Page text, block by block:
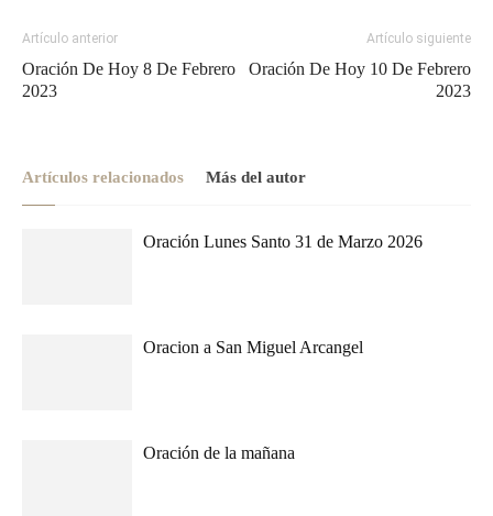
Artículo anterior
Oración De Hoy 8 De Febrero
2023
Artículo siguiente
Oración De Hoy 10 De Febrero
2023
Artículos relacionados Más del autor
Oración Lunes Santo 31 de Marzo 2026
Oracion a San Miguel Arcangel
Oración de la mañana